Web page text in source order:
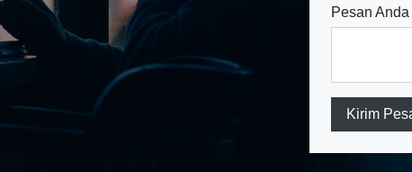
Pesan Anda
Kirim